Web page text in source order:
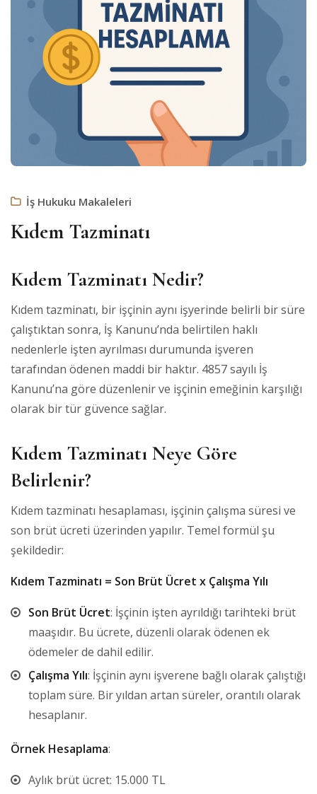
İş Hukuku Makaleleri
Kıdem Tazminatı
Kıdem Tazminatı Nedir?
Kıdem tazminatı, bir işçinin aynı işyerinde belirli bir süre
çalıştıktan sonra, İş Kanunu’nda belirtilen haklı
nedenlerle işten ayrılması durumunda işveren
tarafından ödenen maddi bir haktır. 4857 sayılı İş
Kanunu’na göre düzenlenir ve işçinin emeğinin karşılığı
olarak bir tür güvence sağlar.
Kıdem Tazminatı Neye Göre
Belirlenir?
Kıdem tazminatı hesaplaması, işçinin çalışma süresi ve
son brüt ücreti üzerinden yapılır. Temel formül şu
şekildedir:
Kıdem Tazminatı = Son Brüt Ücret x Çalışma Yılı
Son Brüt Ücret: İşçinin işten ayrıldığı tarihteki brüt
maaşıdır. Bu ücrete, düzenli olarak ödenen ek
ödemeler de dahil edilir.
Çalışma Yılı: İşçinin aynı işverene bağlı olarak çalıştığı
toplam süre. Bir yıldan artan süreler, orantılı olarak
hesaplanır.
Örnek Hesaplama:
Aylık brüt ücret: 15.000 TL